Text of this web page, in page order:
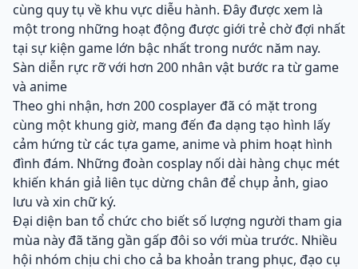
cùng quy tụ về khu vực diễu hành. Đây được xem là
một trong những hoạt động được giới trẻ chờ đợi nhất
tại sự kiện game lớn bậc nhất trong nước năm nay.
Sàn diễn rực rỡ với hơn 200 nhân vật bước ra từ game
và anime
Theo ghi nhận, hơn 200 cosplayer đã có mặt trong
cùng một khung giờ, mang đến đa dạng tạo hình lấy
cảm hứng từ các tựa game, anime và phim hoạt hình
đình đám. Những đoàn cosplay nối dài hàng chục mét
khiến khán giả liên tục dừng chân để chụp ảnh, giao
lưu và xin chữ ký.
Đại diện ban tổ chức cho biết số lượng người tham gia
mùa này đã tăng gần gấp đôi so với mùa trước. Nhiều
hội nhóm chịu chi cho cả ba khoản trang phục, đạo cụ